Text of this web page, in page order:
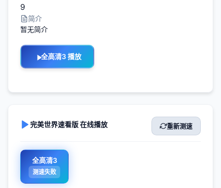
9
简介
暂无简介
全高清3 播放
完美世界速看版 在线播放 重新测速
全高清3
测速失败